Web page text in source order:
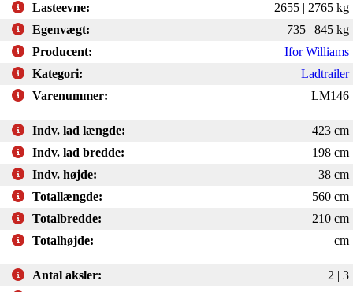
Lasteevne:
2655 | 2765 kg
Egenvægt:
735 | 845 kg
Producent:
Ifor Williams
Kategori:
Ladtrailer
Varenummer:
LM146
Indv. lad længde:
423 cm
Indv. lad bredde:
198 cm
Indv. højde:
38 cm
Totallængde:
560 cm
Totalbredde:
210 cm
Totalhøjde:
cm
Antal aksler:
2 | 3